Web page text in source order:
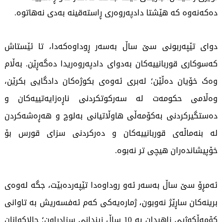
دەکەنەوە کە هێشتا دادپەروەری ڕاستەقینە بەدی نەهاتوە.
دوای تێپەربونی سێ ساڵ بەسەر ڕوداوەکەدا، تا ئێستاش
کەسوکاری قوربانییەکان بەدوای دادپەروەریدا دەگەڕێن. بەڵام
وەک خۆیان دەڵێن؛ لەبری ئەوەی بکوژەکان دادگایی بکرێن،
وەڵامی حکومەت لە سەرکوتکردنی ناڕەزایەتییەکان و
دەستگیرکردنی بەکۆمەڵی هاوڵاتیانی بەلوچ و هەڕەشەکردن
لە بنەماڵەی قوربانییەکان و دەرکردنی سزای قورس بۆ
خۆپیشاندەران هیچی تر نەبوە.
ئەمڕۆ سێ ساڵ بەسەر ئەو روداوەدا تێپەردەبێت، جگە لەوەی
برینەکان ساڕێژ نەوبون، ژمارەیەکی کەم ئەفسەریش بە تاوانی